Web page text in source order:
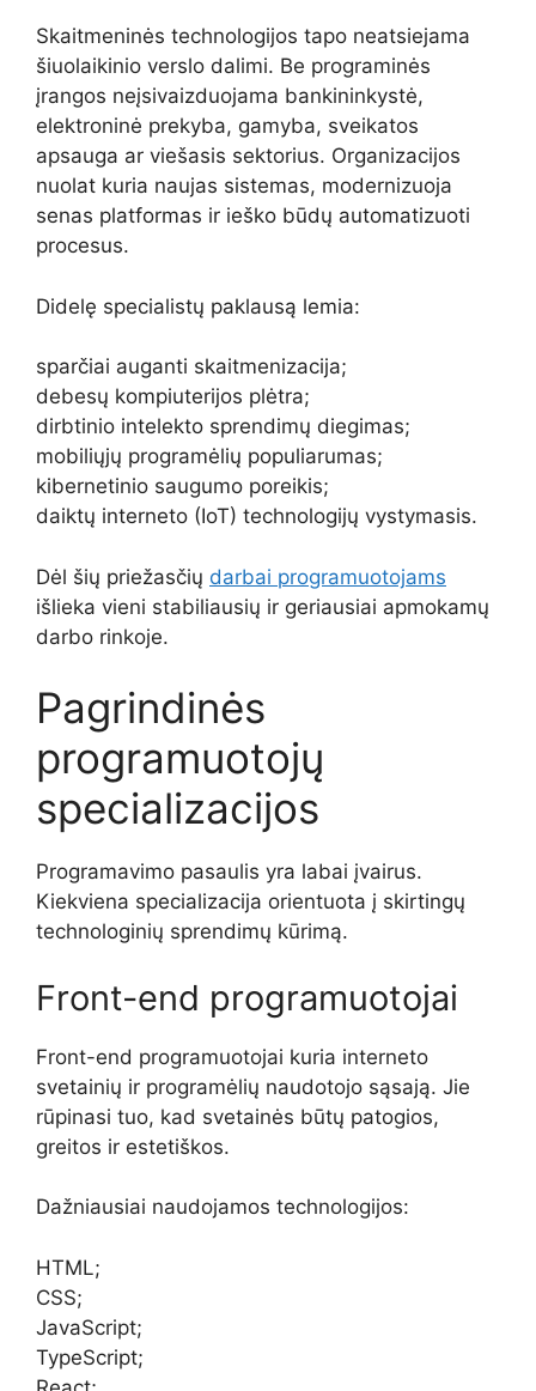
Skaitmeninės technologijos tapo neatsiejama
šiuolaikinio verslo dalimi. Be programinės
įrangos neįsivaizduojama bankininkystė,
elektroninė prekyba, gamyba, sveikatos
apsauga ar viešasis sektorius. Organizacijos
nuolat kuria naujas sistemas, modernizuoja
senas platformas ir ieško būdų automatizuoti
procesus.
Didelę specialistų paklausą lemia:
sparčiai auganti skaitmenizacija;
debesų kompiuterijos plėtra;
dirbtinio intelekto sprendimų diegimas;
mobiliųjų programėlių populiarumas;
kibernetinio saugumo poreikis;
daiktų interneto (IoT) technologijų vystymasis.
Dėl šių priežasčių darbai programuotojams
išlieka vieni stabiliausių ir geriausiai apmokamų
darbo rinkoje.
Pagrindinės
programuotojų
specializacijos
Programavimo pasaulis yra labai įvairus.
Kiekviena specializacija orientuota į skirtingų
technologinių sprendimų kūrimą.
Front-end programuotojai
Front-end programuotojai kuria interneto
svetainių ir programėlių naudotojo sąsają. Jie
rūpinasi tuo, kad svetainės būtų patogios,
greitos ir estetiškos.
Dažniausiai naudojamos technologijos:
HTML;
CSS;
JavaScript;
TypeScript;